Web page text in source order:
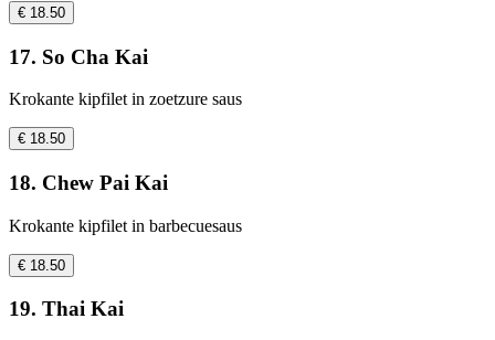
€ 18.50
17. So Cha Kai
Krokante kipfilet in zoetzure saus
€ 18.50
18. Chew Pai Kai
Krokante kipfilet in barbecuesaus
€ 18.50
19. Thai Kai